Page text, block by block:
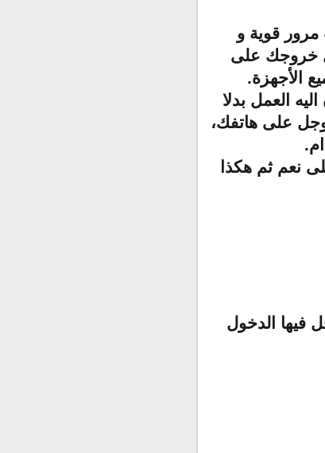
قوية و
خروجك على
الأجهزة.
العمل بدلا
على هاتفك،
نعم ثم هكذا
فيها الدخول